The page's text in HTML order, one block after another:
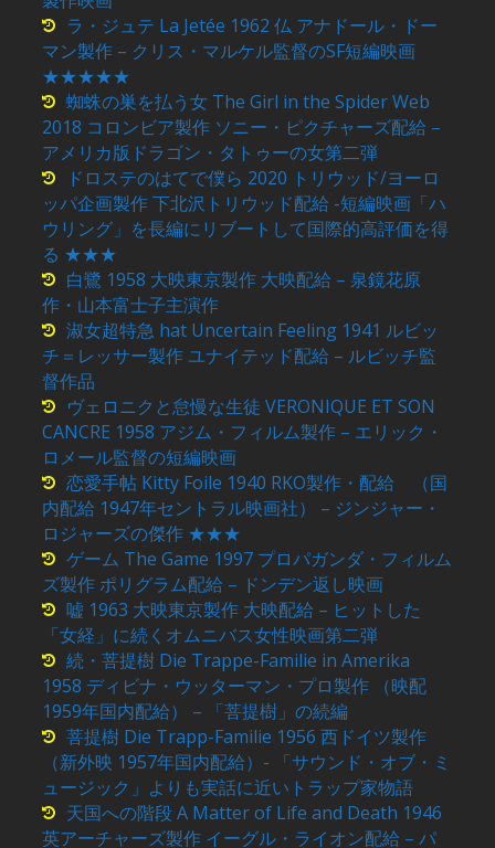
ラ・ジュテ La Jetée 1962 仏 アナドール・ドー
マン製作 – クリス・マルケル監督のSF短編映画
★★★★★
蜘蛛の巣を払う女 The Girl in the Spider Web
2018 コロンビア製作 ソニー・ピクチャーズ配給 –
アメリカ版ドラゴン・タトゥーの女第二弾
ドロステのはてで僕ら 2020 トリウッド/ヨーロ
ッパ企画製作 下北沢トリウッド配給 -短編映画「ハ
ウリング」を長編にリブートして国際的高評価を得
る ★★★
白鷺 1958 大映東京製作 大映配給 – 泉鏡花原
作・山本富士子主演作
淑女超特急 hat Uncertain Feeling 1941 ルビッ
チ＝レッサー製作 ユナイテッド配給 – ルビッチ監
督作品
ヴェロニクと怠慢な生徒 VERONIQUE ET SON
CANCRE 1958 アジム・フィルム製作 – エリック・
ロメール監督の短編映画
恋愛手帖 Kitty Foile 1940 RKO製作・配給 （国
内配給 1947年セントラル映画社） – ジンジャー・
ロジャーズの傑作 ★★★
ゲーム The Game 1997 プロパガンダ・フィルム
ズ製作 ポリグラム配給 – ドンデン返し映画
嘘 1963 大映東京製作 大映配給 – ヒットした
「女経」に続くオムニバス女性映画第二弾
続・菩提樹 Die Trappe-Familie in Amerika
1958 ディビナ・ウッターマン・プロ製作 （映配
1959年国内配給） – 「菩提樹」の続編
菩提樹 Die Trapp-Familie 1956 西ドイツ製作
（新外映 1957年国内配給）- 「サウンド・オブ・ミ
ュージック」よりも実話に近いトラップ家物語
天国への階段 A Matter of Life and Death 1946
英アーチャーズ製作 イーグル・ライオン配給 – パ